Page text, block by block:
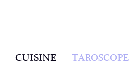
CUISINE TAROSCOPE